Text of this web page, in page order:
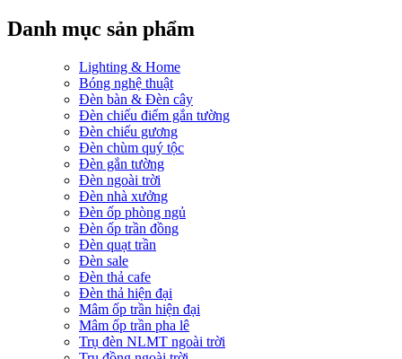
Danh mục sản phẩm
Lighting & Home
Bóng nghệ thuật
Đèn bàn & Đèn cây
Đèn chiếu điểm gắn tường
Đèn chiếu gương
Đèn chùm quý tộc
Đèn gắn tường
Đèn ngoài trời
Đèn nhà xưởng
Đèn ốp phòng ngủ
Đèn ốp trần đồng
Đèn quạt trần
Đèn sale
Đèn thả cafe
Đèn thả hiện đại
Mâm ốp trần hiện đại
Mâm ốp trần pha lê
Trụ đèn NLMT ngoài trời